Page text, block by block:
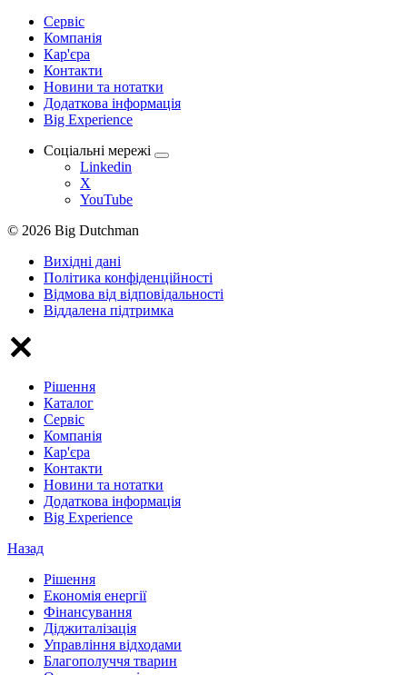
Сервіс
Компанія
Кар'єра
Контакти
Новини та нотатки
Додаткова інформація
Big Experience
Соціальні мережі
Linkedin
X
YouTube
© 2026 Big Dutchman
Вихідні дані
Політика конфіденційності
Відмова від відповідальності
Віддалена підтримка
Рішення
Каталог
Сервіс
Компанія
Кар'єра
Контакти
Новини та нотатки
Додаткова інформація
Big Experience
Назад
Рішення
Економія енергії
Фінансування
Діджиталізація
Управління відходами
Благополуччя тварин